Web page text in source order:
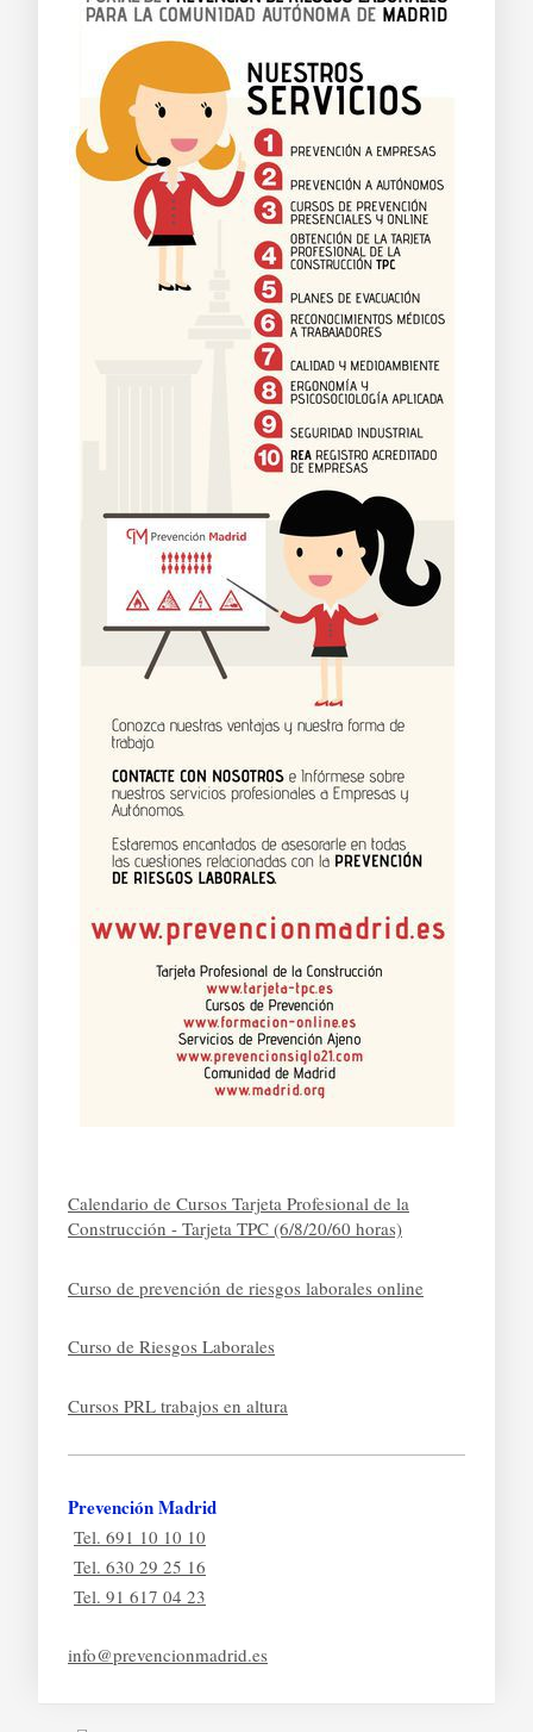
Calendario de Cursos Tarjeta Profesional de la
Construcción - Tarjeta TPC (6/8/20/60 horas)
Curso de prevención de riesgos laborales online
Curso de Riesgos Laborales
Cursos PRL trabajos en altura
Prevención Madrid
Tel. 691 10 10 10
Tel. 630 29 25 16
Tel. 91 617 04 23
info@prevencionmadrid.es